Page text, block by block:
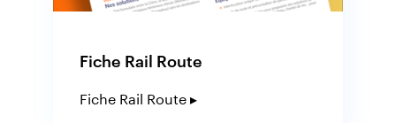
Fiche Rail Route
Fiche Rail Route ▸